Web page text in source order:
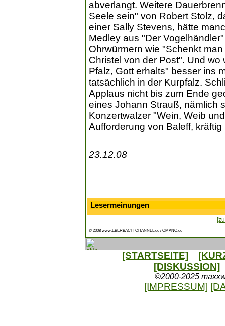
abverlangt. Weitere
Seele sein" von Robert Stolz,
einer Sally Stevens, hätte
Medley aus "Der
Ohrwürmern wie "Schenkt
Christel von der Post". Und
Pfalz, Gott erhalts" besser ins
tatsächlich in der Kurpfalz.
Applaus nicht bis zum Ende
eines Johann Strauß, nämlich
Konzertwalzer "Wein, Weib
Aufforderung von Baleff,
23.12.08
Lesermeinungen
© 2008 www.EBERBACH-CHANNEL.de / OMANO.de
[STARTSEITE]
[DISKUSSION]
©2000-2025
[IMPRESSUM]